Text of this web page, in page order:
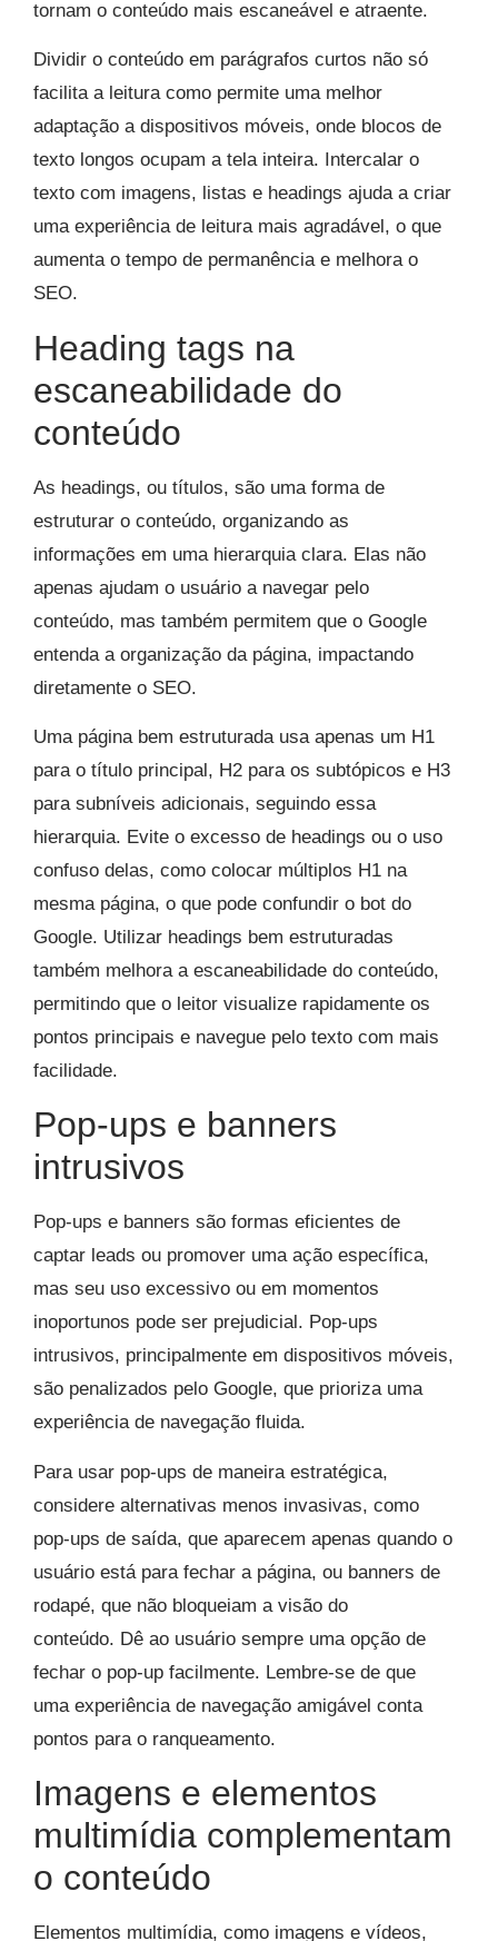
tornam o conteúdo mais escaneável e atraente.
Dividir o conteúdo em parágrafos curtos não só
facilita a leitura como permite uma melhor
adaptação a dispositivos móveis, onde blocos de
texto longos ocupam a tela inteira. Intercalar o
texto com imagens, listas e headings ajuda a criar
uma experiência de leitura mais agradável, o que
aumenta o tempo de permanência e melhora o
SEO.
Heading tags na
escaneabilidade do
conteúdo
As headings, ou títulos, são uma forma de
estruturar o conteúdo, organizando as
informações em uma hierarquia clara. Elas não
apenas ajudam o usuário a navegar pelo
conteúdo, mas também permitem que o Google
entenda a organização da página, impactando
diretamente o SEO.
Uma página bem estruturada usa apenas um H1
para o título principal, H2 para os subtópicos e H3
para subníveis adicionais, seguindo essa
hierarquia. Evite o excesso de headings ou o uso
confuso delas, como colocar múltiplos H1 na
mesma página, o que pode confundir o bot do
Google. Utilizar headings bem estruturadas
também melhora a escaneabilidade do conteúdo,
permitindo que o leitor visualize rapidamente os
pontos principais e navegue pelo texto com mais
facilidade.
Pop-ups e banners
intrusivos
Pop-ups e banners são formas eficientes de
captar leads ou promover uma ação específica,
mas seu uso excessivo ou em momentos
inoportunos pode ser prejudicial. Pop-ups
intrusivos, principalmente em dispositivos móveis,
são penalizados pelo Google, que prioriza uma
experiência de navegação fluida.
Para usar pop-ups de maneira estratégica,
considere alternativas menos invasivas, como
pop-ups de saída, que aparecem apenas quando o
usuário está para fechar a página, ou banners de
rodapé, que não bloqueiam a visão do
conteúdo. Dê ao usuário sempre uma opção de
fechar o pop-up facilmente. Lembre-se de que
uma experiência de navegação amigável conta
pontos para o ranqueamento.
Imagens e elementos
multimídia complementam
o conteúdo
Elementos multimídia, como imagens e vídeos,